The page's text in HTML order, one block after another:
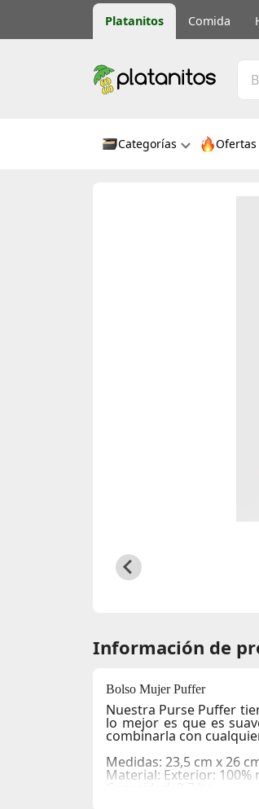
Platanitos Comida
Categorías Ofertas
Información de
Bolso Mujer Puffer
Nuestra Purse Puffer
lo mejor es que es
combinarla con
Medidas: 23,5 cm x 26
Material: Exterior: